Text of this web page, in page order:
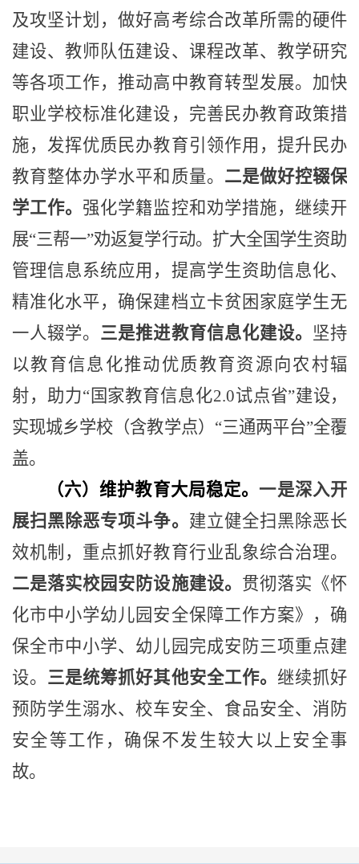
及攻坚计划，做好高考综合改革所需的硬件
建设、教师队伍建设、课程改革、教学研究
等各项工作，推动高中教育转型发展。加快
职业学校标准化建设，完善民办教育政策措
施，发挥优质民办教育引领作用，提升民办
教育整体办学水平和质量。 二是做好控辍保
学工作。 强化学籍监控和劝学措施，继续开
展“三帮一”劝返复学行动。扩大全国学生资助
管理信息系统应用，提高学生资助信息化、
精准化水平，确保建档立卡贫困家庭学生无
一人辍学。 三是推进教育信息化建设。 坚持
以教育信息化推动优质教育资源向农村辐
射，助力“国家教育信息化2.0试点省”建设，
实现城乡学校（含教学点） “三通两平台”全覆
盖。
（六）维护教育大局稳定。 一是深入开
展扫黑除恶专项斗争。 建立健全扫黑除恶长
效机制，重点抓好教育行业乱象综合治理。
二是落实校园安防设施建设。 贯彻落实《怀
化市中小学幼儿园安全保障工作方案》，确
保全市中小学、幼儿园完成安防三项重点建
设。 三是统筹抓好其他安全工作。 继续抓好
预防学生溺水、校车安全、食品安全、消防
安全等工作，确保不发生较大以上安全事
故。